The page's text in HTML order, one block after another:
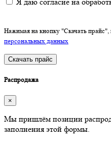
Нажимая на кнопку "Скачать прайс",
персональных данных
Скачать прайс
Распродажа
×
Мы пришлём позиции
заполнения этой формы.